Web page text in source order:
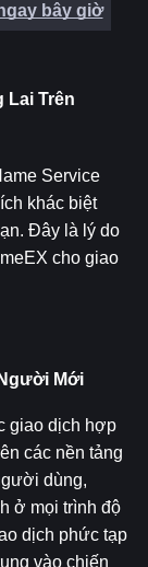
bây giờ
Lai Trên
Service
khác biệt
Đây là lý do
cho giao
Mới
giao dịch hợp
các nền tảng
dùng,
ở mọi trình độ
dịch phức tạp
vào chiến